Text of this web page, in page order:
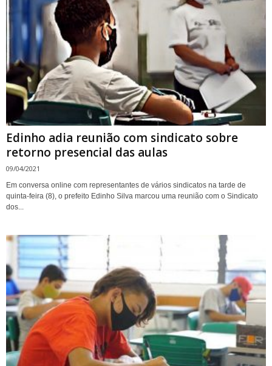
Edinho adia reunião com sindicato sobre
retorno presencial das aulas
09/04/2021
Em conversa online com representantes de vários sindicatos na tarde de
quinta-feira (8), o prefeito Edinho Silva marcou uma reunião com o Sindicato
dos...